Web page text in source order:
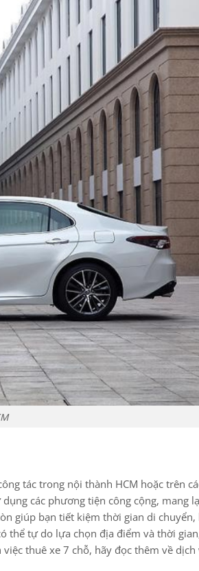
tác trong nội thành HCM hoặc trên
các phương tiện công cộng, mang
giúp bạn tiết kiệm thời gian di chuyển,
thể tự do lựa chọn địa điểm và thời
thuê xe 7 chỗ, hãy đọc thêm về dịch